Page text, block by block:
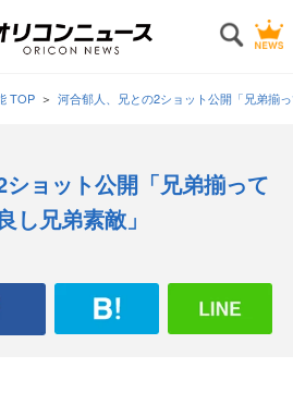
TOP 河合郁人、兄との2ショット公開「兄弟揃
ョット公開「兄弟揃って
し兄弟素敵」